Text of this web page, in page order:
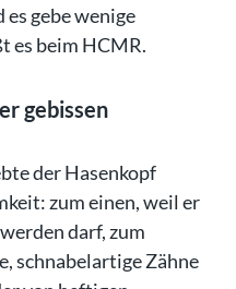
gebe wenige
es beim HCMR.
gebissen
der Hasenkopf
zum einen, weil er
darf, zum
schnabelartige Zähne